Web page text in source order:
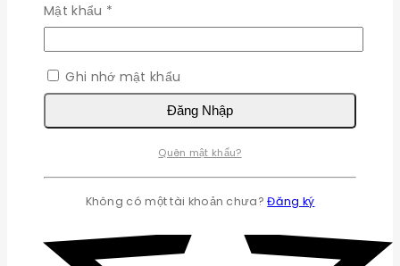
Mật khẩu *
buộc
Ghi nhớ mật khẩu
Đăng Nhập
Quên mật khẩu?
Không có một tài khoản chưa?Đăng ký